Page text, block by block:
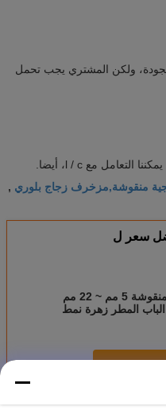
ولكن المشتري يجب تحمل
يمكننا التعامل مع l / c، أيضا.
منقوشة,مزخرف زجاج بلوري ,
سعر ل
الماس الزجاج منقوشة 5 مم ~ 22 مم
المطر زهرة نمط